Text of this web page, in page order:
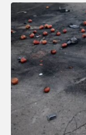
12:44 вчора